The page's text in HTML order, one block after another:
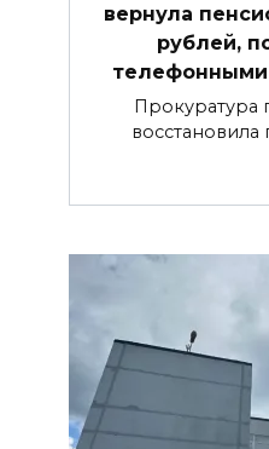
вернула
рублей,
Прокуратура